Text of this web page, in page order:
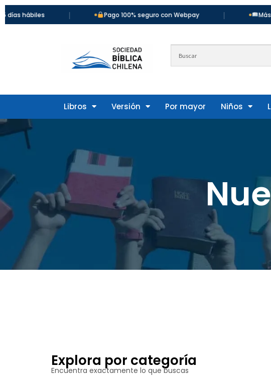
hábiles Pago 100% seguro con Webpay Más
Libros Versión Por mayor Niños
Explora por categoría
Encuentra exactamente lo que buscas